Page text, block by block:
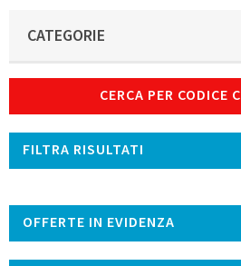
CATEGORIE
CERCA PER CODICE
FILTRA RISULTATI
OFFERTE IN EVIDENZA